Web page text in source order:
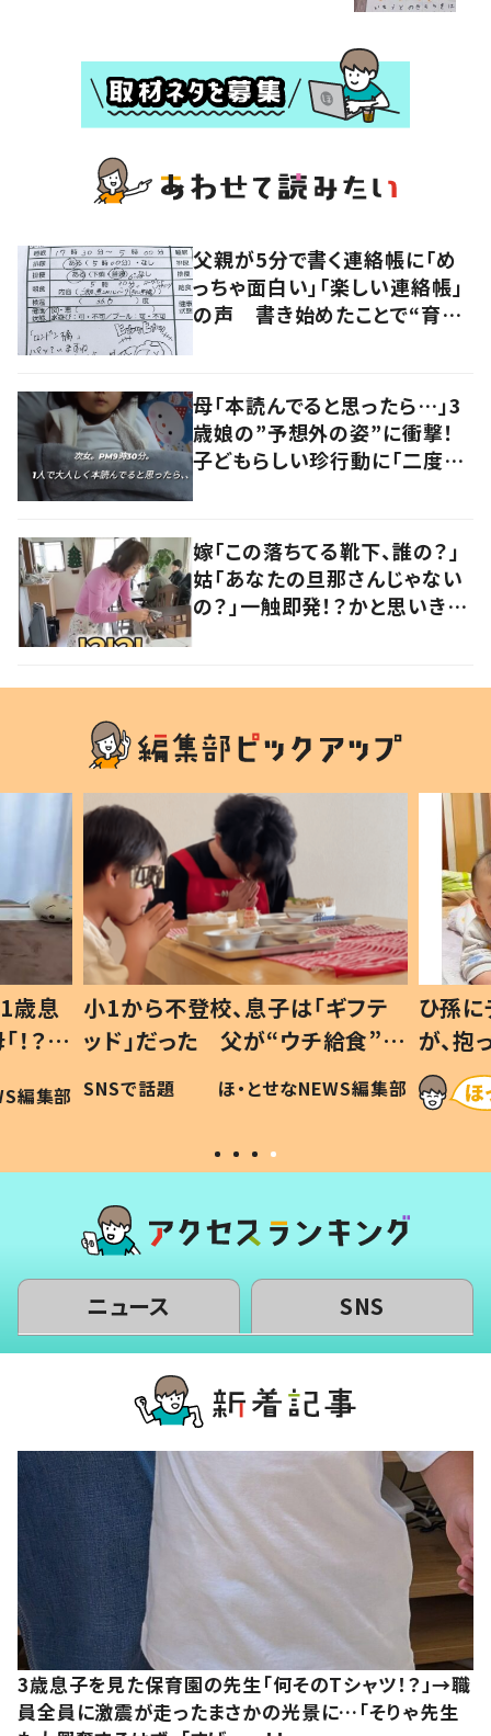
父親が5分で書く連絡帳に「め
っちゃ面白い」「楽しい連絡帳」
の声 書き始めたことで“育児
母「本読んでると思ったら…」3
歳娘の”予想外の姿”に衝撃！
子どもらしい珍行動に「二度見
嫁「この落ちてる靴下、誰の？」
姑「あなたの旦那さんじゃない
の？」一触即発！？かと思いき
歳息
？」
編集部
小1から不登校、息子は「ギフテ
ッド」だった 父が“ウチ給食”を
作り続ける理由とは #令和の親
#令和の子
SNSで話題 ほ・とせなNEWS編集部
ひ孫
が、
「涙が
い」
ニュース SNS
3歳息子を見た保育園の先生「何そのTシャツ！？」→職
員全員に激震が走ったまさかの光景に…「そりゃ先生